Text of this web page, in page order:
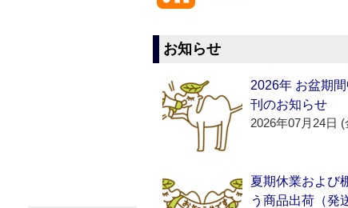
お知らせ
2026年 お盆期
刊のお知らせ
2026年07月24日 (
夏期休業および
う商品出荷（発